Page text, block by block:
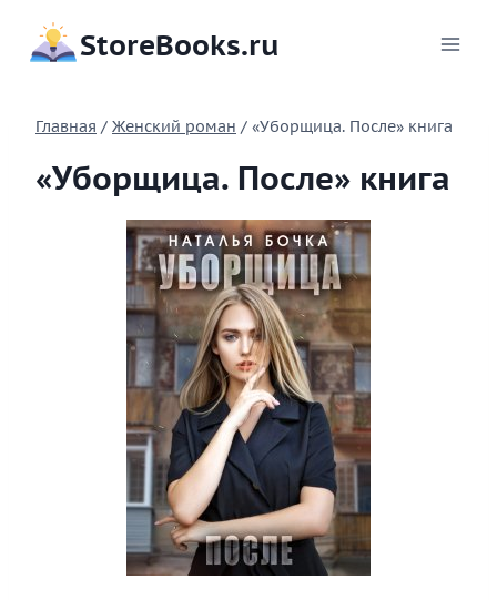
содержимому
StoreBooks.ru
Главная / Женский роман / «Уборщица. После» книга
«Уборщица. После» книга